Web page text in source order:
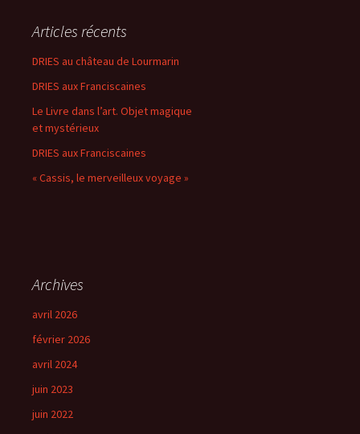
Articles récents
DRIES au château de Lourmarin
DRIES aux Franciscaines
Le Livre dans l’art. Objet magique
et mystérieux
DRIES aux Franciscaines
« Cassis, le merveilleux voyage »
Archives
avril 2026
février 2026
avril 2024
juin 2023
juin 2022